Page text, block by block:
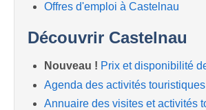
Offres d'emploi à Castelnau
Découvrir Castelnau
Nouveau ! Prix et disponibilité
Agenda des activités touristiques
Annuaire des visites et activités